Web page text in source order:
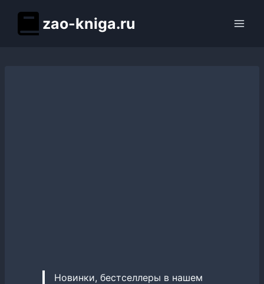
содержимому
zao-kniga.ru
Новинки, бестселлеры в нашем